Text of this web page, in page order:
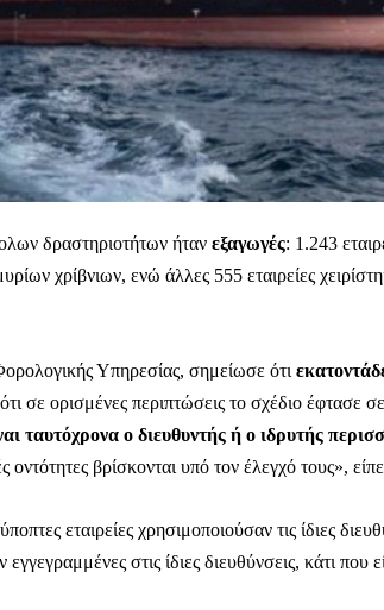
Ποιοι
Στείλτε
να πληρώσουν. Και το σεβόμαστε.
οικονομική κατάσταση, συνέχισε
δραστηριοτήτων ήταν εξαγωγές: 1.243
χρίβνιων, ενώ άλλες 555 εταιρείες
Υπηρεσίας, σημείωσε ότι
σε ορισμένες περιπτώσεις το σχέδιο έφτασε σε
ταυτόχρονα ο διευθυντής ή ο ιδρυτής
βρίσκονται υπό τον έλεγχό τους»,
εταιρείες χρησιμοποιούσαν τις ίδιες
στις ίδιες διευθύνσεις, κάτι που